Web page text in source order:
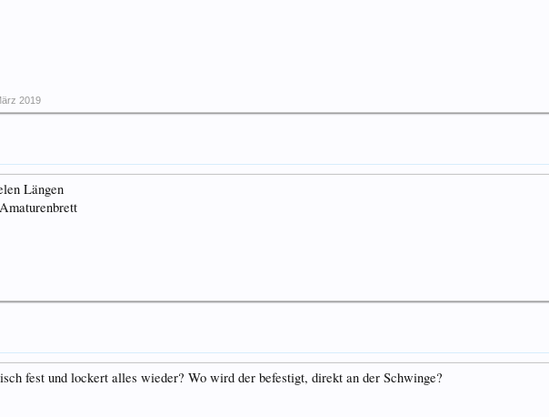
2019
Längen
fest und lockert alles wieder? Wo wird der befestigt, direkt an der Schwinge?